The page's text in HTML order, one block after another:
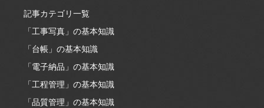
記事カテゴリ一覧
「工事写真」の基本知識
「台帳」の基本知識
「電子納品」の基本知識
「工程管理」の基本知識
「品質管理」の基本知識